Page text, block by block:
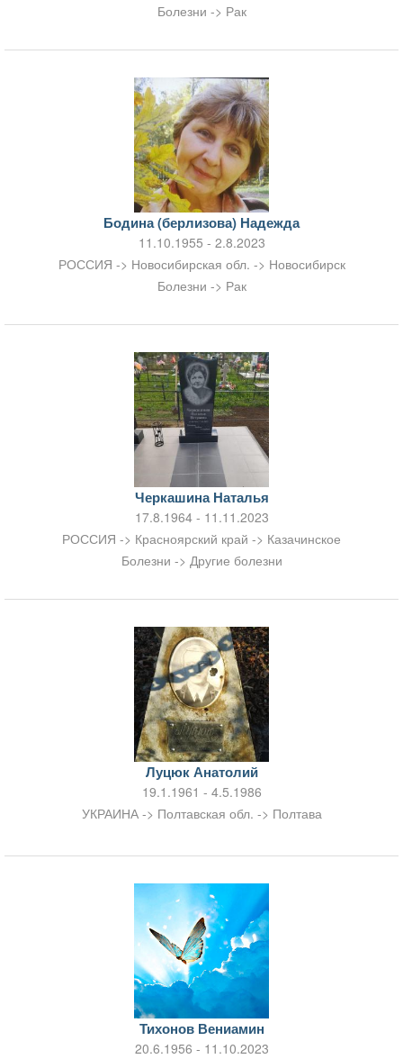
Болезни -> Рак
Бодина (берлизова) Надежда
11.10.1955 - 2.8.2023
РОССИЯ -> Новосибирская обл. -> Новосибирск
Болезни -> Рак
Черкашина Наталья
17.8.1964 - 11.11.2023
РОССИЯ -> Красноярский край -> Казачинское
Болезни -> Другие болезни
Луцюк Анатолий
19.1.1961 - 4.5.1986
УКРАИНА -> Полтавская обл. -> Полтава
Тихонов Вениамин
20.6.1956 - 11.10.2023